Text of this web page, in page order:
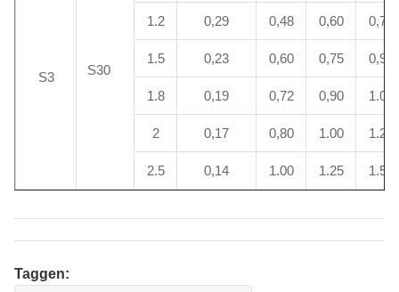
S3 S30
1.2 0,29 0,48 0,60 0,72
1.5 0,23 0,60 0,75 0,90
1.8 0,19 0,72 0,90 1.08
2 0,17 0,80 1.00 1.20
2.5 0,14 1.00 1.25 1.50
Taggen: